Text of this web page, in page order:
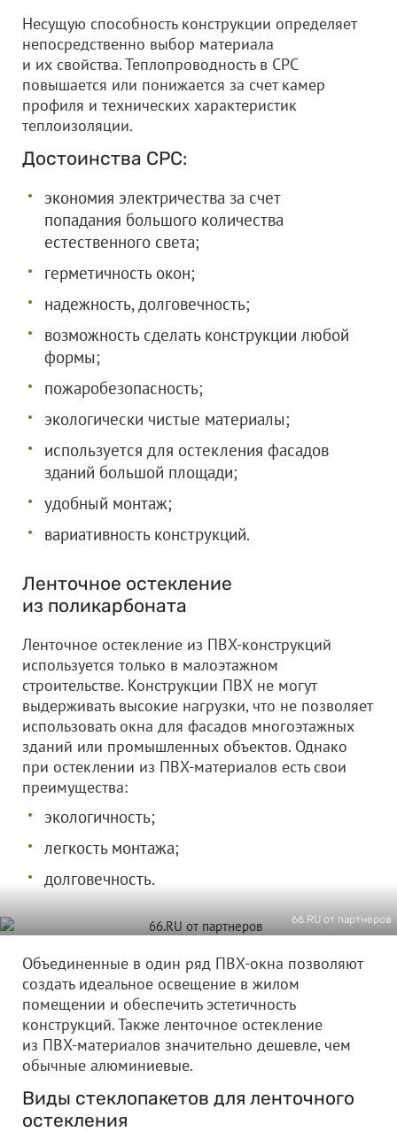
Несущую способность конструкции определяет
непосредственно выбор материала
и их свойства. Теплопроводность в СРС
повышается или понижается за счет камер
профиля и технических характеристик
теплоизоляции.
Достоинства СРС:
экономия электричества за счет
попадания большого количества
естественного света;
герметичность окон;
надежность, долговечность;
возможность сделать конструкции любой
формы;
пожаробезопасность;
экологически чистые материалы;
используется для остекления фасадов
зданий большой площади;
удобный монтаж;
вариативность конструкций.
Ленточное остекление
из поликарбоната
Ленточное остекление из ПВХ-конструкций
используется только в малоэтажном
строительстве. Конструкции ПВХ не могут
выдерживать высокие нагрузки, что не позволяет
использовать окна для фасадов многоэтажных
зданий или промышленных объектов. Однако
при остеклении из ПВХ-материалов есть свои
преимущества:
экологичность;
легкость монтажа;
долговечность.
66.RU от партнеров
Объединенные в один ряд ПВХ-окна позволяют
создать идеальное освещение в жилом
помещении и обеспечить эстетичность
конструкций. Также ленточное остекление
из ПВХ-материалов значительно дешевле, чем
обычные алюминиевые.
Виды стеклопакетов для ленточного
остекления